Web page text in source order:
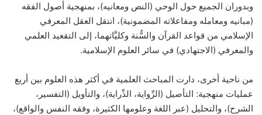
وبدوران الجميع حول الوحي (النص ومعانيه)، بمنهجية أصول الفقه
(مبانيه ومعامله ومفاعلاته المضمونية)، انتقل العقل المعرفي
الإسلامي من قواعد القرآن والسُّنة وكليَّاتهما، إلى التقعيد العلمي
والمعرفي (الاجتهادي) في سائر العلوم الإسلامية.
من ناحية أخرى، دارت المباحث العلمية في أكثر هذه العلوم بين أربع
عمليات منهجية: التأصيل (الرِّواية، الدِّراية)، والتأويل (التفسير،
الشرح)، والتحليل (عبر اللغة وعلومها الكثيرة، وفقه النفس والواقع)،